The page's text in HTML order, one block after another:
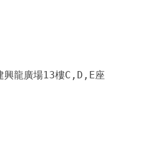
興龍廣場13樓C,D,E座